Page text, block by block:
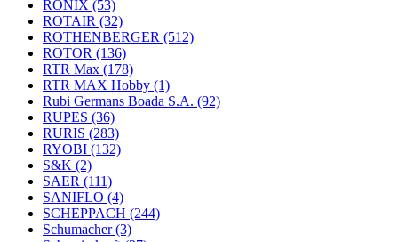
RONIX (53)
ROTAIR (32)
ROTHENBERGER (512)
ROTOR (136)
RTR Max (178)
RTR MAX Hobby (1)
Rubi Germans Boada S.A. (92)
RUPES (36)
RURIS (283)
RYOBI (132)
S&K (2)
SAER (111)
SANIFLO (4)
SCHEPPACH (244)
Schumacher(3)